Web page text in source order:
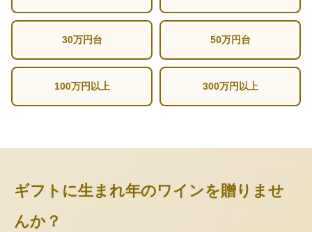
30万円台 50万円台
100万円以上 300万円以上
ギフトに生まれ年のワインを贈りませ
んか？